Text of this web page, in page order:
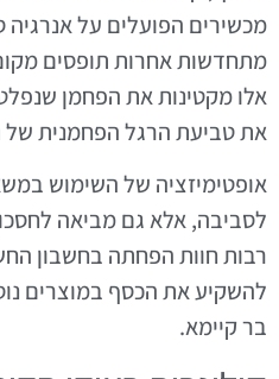
מכשירים הפועלים על אנרגיה
מתחדשות אחרות תופסים
אלו מקטינות את הפחמן
את טביעת הרגל הפחמנית של
אופטימיזציה של השימוש
לסביבה, אלא גם מביאה
רבות חוות הפחתה בחשבון
להשקיע את הכסף במוצרים
בר קיימא.